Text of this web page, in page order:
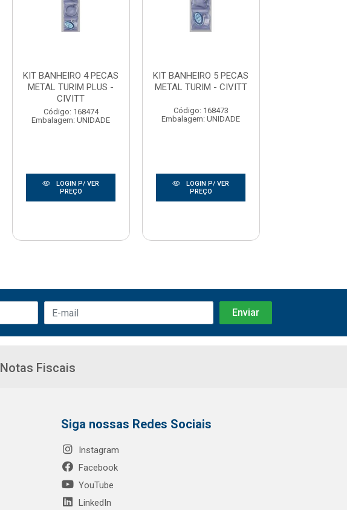
KIT BANHEIRO 4 PECAS
METAL TURIM PLUS -
CIVITT
Código: 168474
Embalagem: UNIDADE
LOGIN P/ VER
PREÇO
KIT BANHEIRO 5 PECAS
METAL TURIM - CIVITT
Código: 168473
Embalagem: UNIDADE
LOGIN P/ VER
PREÇO
Notas Fiscais
Siga nossas Redes Sociais
Instagram
Facebook
YouTube
LinkedIn